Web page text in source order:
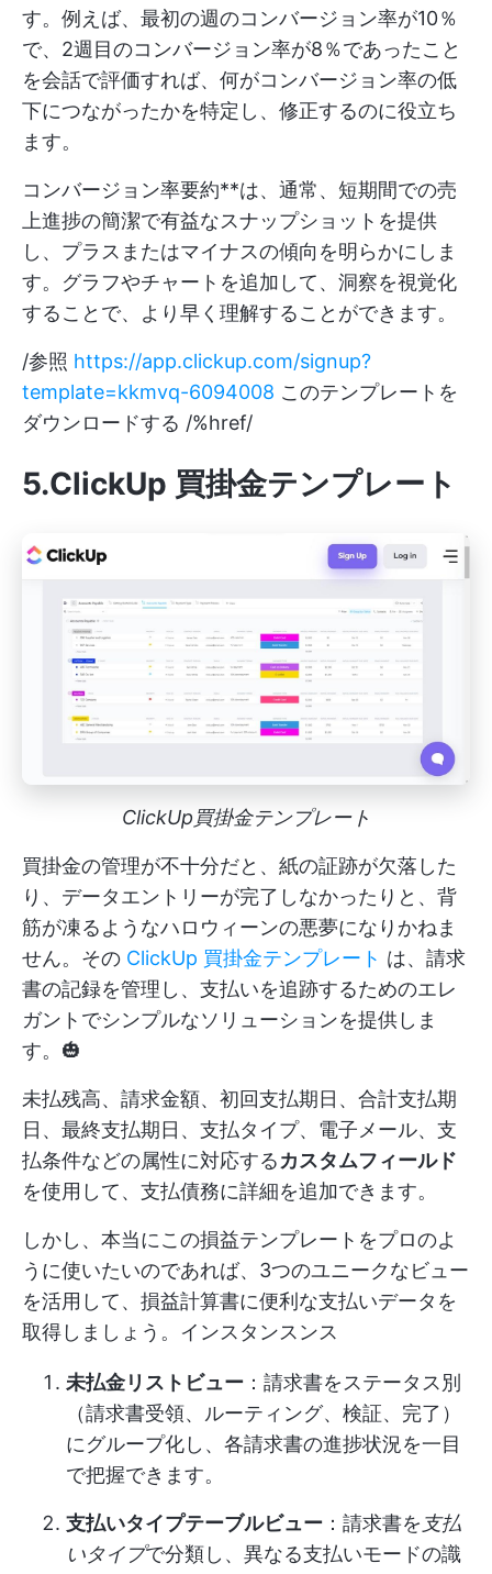
す。例えば、最初の週のコンバージョン率が10％
で、2週目のコンバージョン率が8％であったこと
を会話で評価すれば、何がコンバージョン率の低
下につながったかを特定し、修正するのに役立ち
ます。
コンバージョン率要約**は、通常、短期間での売
上進捗の簡潔で有益なスナップショットを提供
し、プラスまたはマイナスの傾向を明らかにしま
す。グラフやチャートを追加して、洞察を視覚化
することで、より早く理解することができます。
/参照 https://app.clickup.com/signup?
template=kkmvq-6094008 このテンプレートを
ダウンロードする /%href/
5.ClickUp 買掛金テンプレート
ClickUp買掛金テンプレート
買掛金の管理が不十分だと、紙の証跡が欠落した
り、データエントリーが完了しなかったりと、背
筋が凍るようなハロウィーンの悪夢になりかねま
せん。その ClickUp 買掛金テンプレート は、請求
書の記録を管理し、支払いを追跡するためのエレ
ガントでシンプルなソリューションを提供しま
す。🎃
未払残高、請求金額、初回支払期日、合計支払期
日、最終支払期日、支払タイプ、電子メール、支
払条件などの属性に対応するカスタムフィールド
を使用して、支払債務に詳細を追加できます。
しかし、本当にこの損益テンプレートをプロのよ
うに使いたいのであれば、3つのユニークなビュー
を活用して、損益計算書に便利な支払いデータを
取得しましょう。インスタンスンス
未払金リストビュー ：請求書をステータス別
（請求書受領、ルーティング、検証、完了）
にグループ化し、各請求書の進捗状況を一目
で把握できます。
支払いタイプテーブルビュー ：請求書を 支払
いタイプで分類し、異なる支払いモードの識